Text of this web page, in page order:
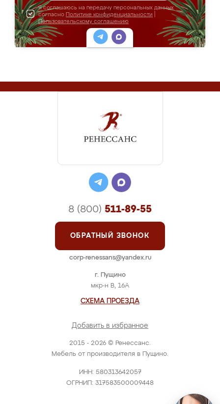
Я соглашаюсь на передачу персональных данных
согласно Политике конфиденциальности
Пользовательскому соглашению
2015 - 2026 © Ренессанс.
Мебель от производителя в Пущино.
ИНН: 580313642057
ОГРНИП: 317583500009448
г. Пущино
мкр-н В, 16А
СХЕМА ПРОЕЗДА
Добавить в избранное
8 (800) 511-89-55
ОБРАТНЫЙ ЗВОНОК
corp-renessans@yandex.ru